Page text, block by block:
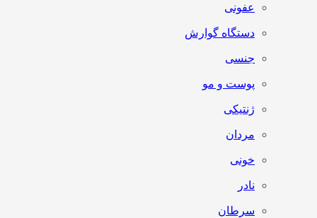
عفونی
دستگاه گوارش
جنسی
پوست و مو
ژنتیکی
مردان
خونی
نادر
سرطان